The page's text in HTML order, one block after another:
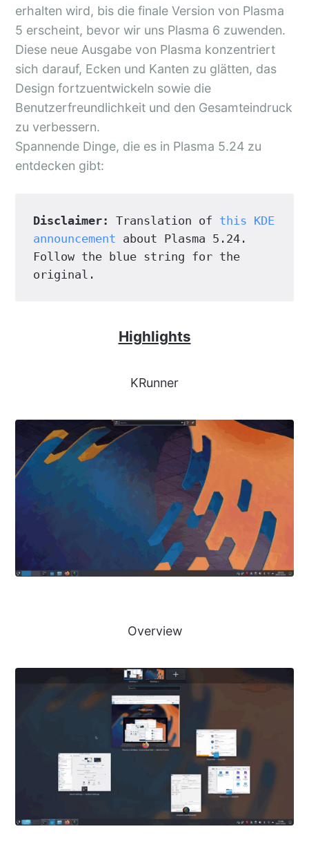
erhalten wird, bis die finale Version von Plasma
5 erscheint, bevor wir uns Plasma 6 zuwenden.
Diese neue Ausgabe von Plasma konzentriert
sich darauf, Ecken und Kanten zu glätten, das
Design fortzuentwickeln sowie die
Benutzerfreundlichkeit und den Gesamteindruck
zu verbessern.
Spannende Dinge, die es in Plasma 5.24 zu
entdecken gibt:
Disclaimer: Translation of this KDE
announcement about Plasma 5.24.
Follow the blue string for the
original.
Highlights
KRunner
Overview